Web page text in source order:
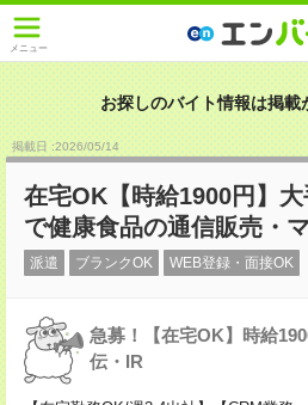
メニュー
お探しのバイト情報は掲載
掲載日 :2026/05/14
在宅OK【時給1900円】
で健康食品の通信販売・
派遣 ブランクOK WEB登録・面接OK
急募！【在宅OK】時給
伝・IR